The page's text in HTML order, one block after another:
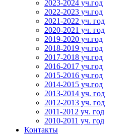
2023-2024 уч.год
2022-2023 уч.год
2021-2022 уч. год
2020-2021 уч. год
2019-2020 уч.год
2018-2019 уч.год
2017-2018 уч.год
2016-2017 уч.год
2015-2016 уч.год
2014-2015 уч.год
2013-2014 уч. год
2012-2013 уч. год
2011-2012 уч. год
2010-2011 уч. год
Контакты